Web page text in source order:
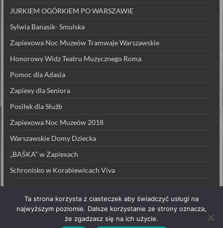
JURKIEM OGÓRKIEM PO WARSZAWIE
Sylwia Banasik- Smulska
Zapiexowa Noc Muzeów Tramwaje Warszawskie
Honorowy Widz Teatru Muzycznego Roma
Pomoc dla Adasia
Zapiexy dla Seniora
Posiłek dla Służb
Zapiexowa Noc Muzeów 2018
Warszawskie Domy Dziecka
„BAŚKA” w Zapiexach
Schronisko w Korabiewicach Viva
Prawa autorskie © 2026ZAPIEXY LUXUSOWE – SMAK PRL`U
Ta strona korzysta z ciasteczek aby świadczyć usługi na
najwyższym poziomie. Dalsze korzystanie ze strony oznacza,
że zgadzasz się na ich użycie.